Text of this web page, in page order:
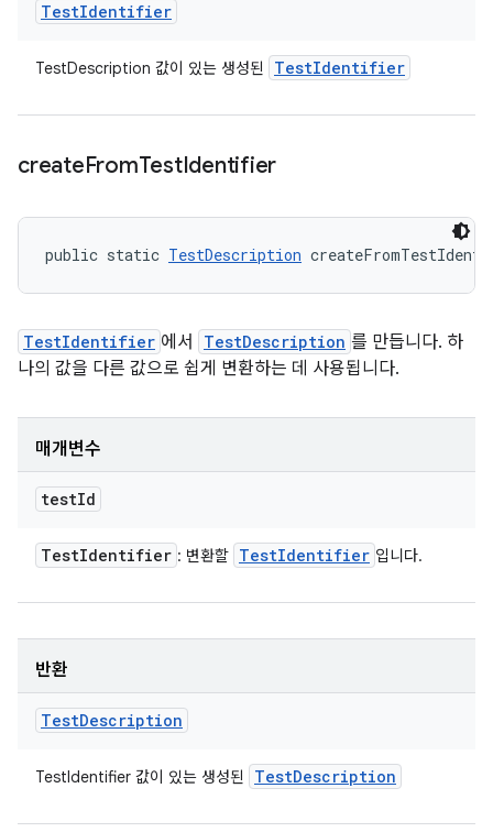
TestIdentifier
TestDescription 값이 있는 생성된 TestIdentifier
createFromTestIdentifier
public static TestDescription
TestIdentifier 에서 TestDescription 를 만듭니다. 하
나의 값을 다른 값으로 쉽게 변환하는 데 사용됩니다.
매개변수
testId
TestIdentifier : 변환할 TestIdentifier 입니다.
반환
TestDescription
TestIdentifier 값이 있는 생성된 TestDescription